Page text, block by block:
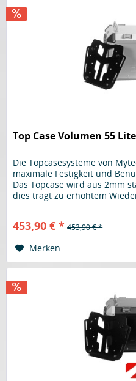
Top Case Volumen 55
Die Topcasesysteme von
maximale Festigkeit und
Das Topcase wird aus 2mm
dies trägt zu erhöhtem
Gehäuse wird kein Kunststoff
453,90 € * 453,90 € *
Merken